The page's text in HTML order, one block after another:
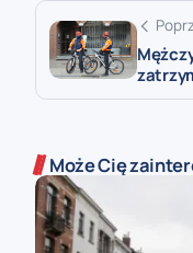
Może Cię